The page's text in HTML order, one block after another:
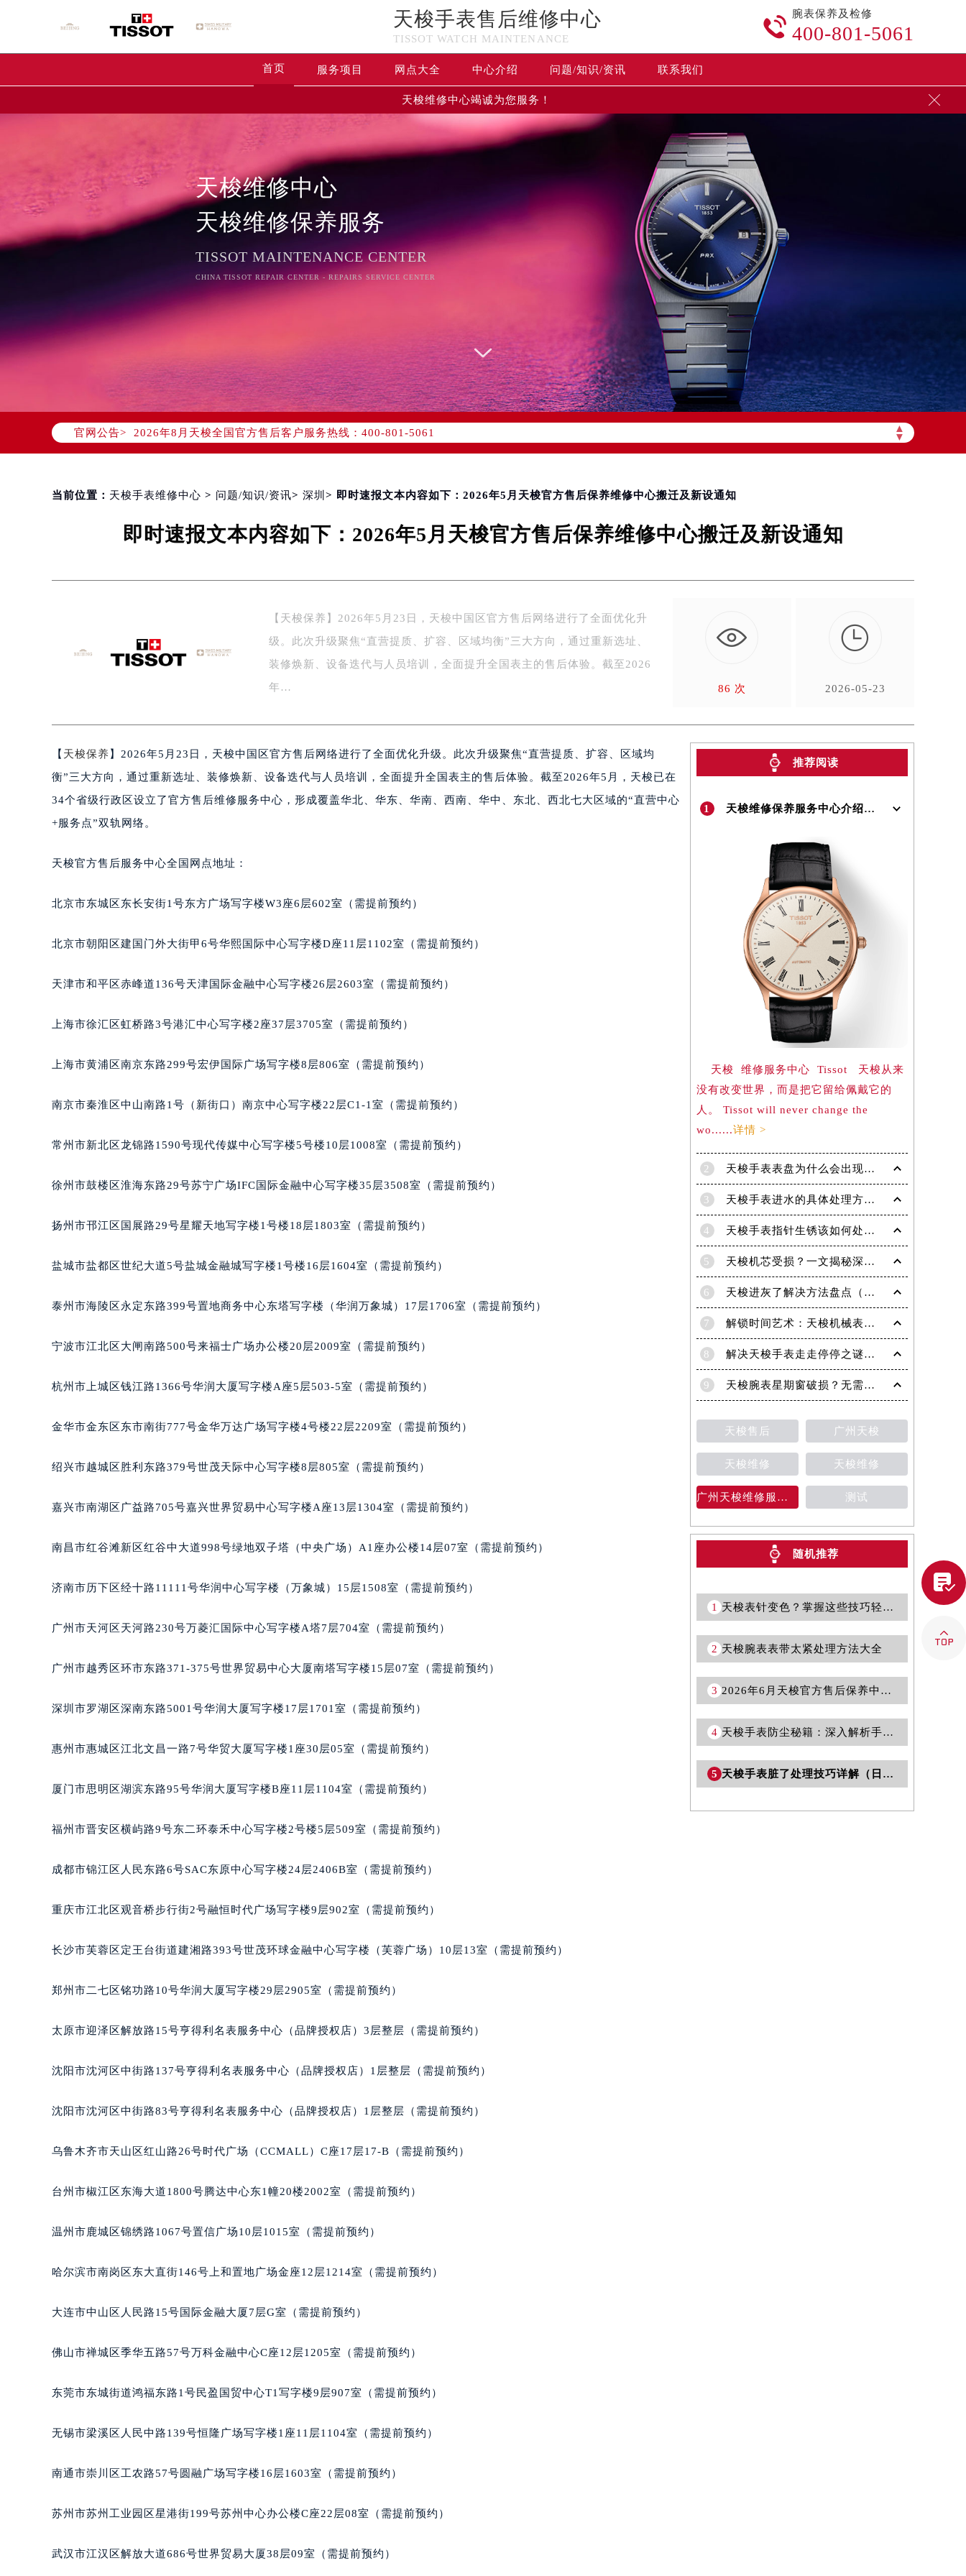
天梭手表售后维修中心
TISSOT WATCH MAINTENANCE

腕表保养及检修
400-801-5061
首页 服务项目 网点大全 中心介绍 问题/知识/资讯 联系我们
天梭维修中心竭诚为您服务！ 
天梭维修中心
天梭维修保养服务
TISSOT MAINTENANCE CENTER
CHINA TISSOT REPAIR CENTER - REPAIRS SERVICE CENTER
官网公告> ▲
▼
2026年8月天梭中国区售后服务网络优化升级公告
2026年8月天梭全国官方售后客户服务热线：400-801-5061
天梭官方全国统一服务热线400-801-5061，服务覆盖中国大陆、香港、澳门、台湾全部区域（非大陆需加拨“+86”）
2026年8月天梭售后服务中心最新网点地址：
北京市东城区东长安街1号东方广场写字楼W3座6层602室（需提前预约）
上海市徐汇区虹桥路3号港汇中心写字楼2座37层3705室（需提前预约）
徐州市鼓楼区淮海东路29号苏宁广场IFC国际金融中心写字楼35层3508室（需提前预约）
扬州市邗江区国展路29号星耀天地写字楼1号楼18层1803室（需提前预约）
盐城市盐都区世纪大道5号盐城金融城写字楼1号楼16层1604室（需提前预约）
宁波市江北区大闸南路500号来福士广场办公楼20层2009室（需提前预约）
绍兴市越城区胜利东路379号世茂天际中心写字楼8层805室（需提前预约）
嘉兴市南湖区广益路705号嘉兴世界贸易中心写字楼A座13层1304室（需提前预约）
南昌市红谷滩新区红谷中大道998号绿地双子塔（中央广场）A1座办公楼14层07室（需提前预约）
广州市越秀区环市东路371-375号世界贸易中心大厦南塔写字楼15层07室（需提前预约）
惠州市惠城区江北文昌一路7号华贸大厦写字楼1座30层05室（需提前预约）
福州市鼓楼区五四路128-1号恒力城写字楼15层03室（需提前预约）
重庆市江北区观音桥步行街2号融恒时代广场写字楼9层902室（需提前预约）
郑州市二七区铭功路10号华润大厦写字楼29层2905室（需提前预约）
沈阳市沈河区中街路137号亨得利名表服务中心（品牌授权店）1层整层（需提前预约）
乌鲁木齐市天山区红山路26号时代广场（CCMALL）C座17层17-B（需提前预约）
哈尔滨市道里区友谊西路600号富力中心T2座写字楼29层03室（需提前预约）
佛山市禅城区季华五路57号万科金融中心C座12层1205室（需提前预约）
无锡市梁溪区人民中路139号恒隆广场写字楼1座11层1104室（需提前预约）
苏州市苏州工业园区星港街199号苏州中心办公楼C座22层08室（需提前预约）
南宁市青秀区金湖路59号地王大厦12楼1224室（需提前预约）
泉州市丰泽区宝洲路729号浦西万达中心写字楼A座7楼709室（需提前预约）
烟台市芝罘区胜利路139号万达金融中心A座907室（需提前预约）
贵阳市南明区都司高架桥路33号亨特国际金融中心14楼14D（需提前预约）
石家庄市长安区中山东路39号勒泰中心写字楼B座13层07室（需提前预约）
海口市龙华区金贸东路5号海口华润大厦B座17层1707室（需提前预约）
台州市椒江区东海大道1800号腾达中心东1幢20楼2002室（需提前预约）
甘肃省兰州市七里河区西津西路16号兰州中心写字楼21层2102室（需提前预约）
黑龙江省大庆市萨尔图区会战大街天梭售后服务中心（需提前预约）
黑龙江省黑河市爱辉区中央街天梭售后服务中心（需提前预约）
黑龙江省佳木斯市向阳区长安路天梭售后服务中心（需提前预约）
黑龙江省七台河市桃山区大同街天梭售后服务中心（需提前预约）
黑龙江省双鸭山市尖山区新兴大街天梭售后服务中心（需提前预约）
黑龙江省伊春市伊美区通河路天梭售后服务中心（需提前预约）
吉林省白山市浑江区浑江大街天梭售后服务中心（需提前预约）
吉林省辽源市龙山区人民大街天梭售后服务中心（需提前预约）
吉林省四平市铁东区紫气大路与南九经街交汇处天梭售后服务中心（需提前预约）
吉林省通化市东昌区环通乡江南大街天梭售后服务中心（需提前预约）
辽宁省鞍山市铁东区站前街天梭售后服务中心（需提前预约）
辽宁省朝阳市双塔区新华路天梭售后服务中心（需提前预约）
辽宁省抚顺市新抚区东一路天梭售后服务中心（需提前预约）
辽宁省葫芦岛市连山区中央路天梭售后服务中心（需提前预约）
辽宁省辽阳市白塔区新运大街天梭售后服务中心（需提前预约）
辽宁省铁岭市银州区南马路天梭售后服务中心（需提前预约）
辽宁省沈阳市沈河区中街路137号亨得利名表维修授权店1楼天梭售后服务中心（需提前预约）
北京市朝阳区建国门外大街甲6号华熙国际中心D座11层1102室天梭售后服务中心（北京总部）（需提前预约）
河北省保定市竞秀区朝阳北大街北国先天下天梭售后服务中心（需提前预约）
内蒙古自治区巴彦淖尔市临河区新华街天梭售后服务中心（需提前预约）
内蒙古自治区赤峰市红山区哈达街天梭售后服务中心（需提前预约）
内蒙古自治区呼伦贝尔市海拉尔区中央街天梭售后服务中心（需提前预约）
内蒙古自治区乌海市海勃湾区人民南路天梭售后服务中心（需提前预约）
内蒙古自治区锡林郭勒盟市锡林浩特市光明街与额尔敦路交叉口天梭售后服务中心（需提前预约）
当前位置： 天梭手表维修中心 > 问题/知识/资讯> 深圳 > 即时速报文本内容如下：2026年5月天梭官方售后保养维修中心搬迁及新设通知
即时速报文本内容如下：2026年5月天梭官方售后保养维修中心搬迁及新设通知
【天梭保养】2026年5月23日，天梭中国区官方售后网络进行了全面优化升
级。此次升级聚焦“直营提质、扩容、区域均衡”三大方向，通过重新选址、
装修焕新、设备迭代与人员培训，全面提升全国表主的售后体验。截至2026
年…
86 次

2026-05-23
【 天梭保养 】2026年5月23日，天梭中国区官方售后网络进行了全面优化升级。此次升级聚焦“直营提质、扩容、区域均
衡”三大方向，通过重新选址、装修焕新、设备迭代与人员培训，全面提升全国表主的售后体验。截至2026年5月，天梭已在
34个省级行政区设立了官方售后维修服务中心，形成覆盖华北、华东、华南、西南、华中、东北、西北七大区域的“直营中心
+服务点”双轨网络。
天梭官方售后服务中心全国网点地址：
北京市东城区东长安街1号东方广场写字楼W3座6层602室（需提前预约）
北京市朝阳区建国门外大街甲6号华熙国际中心写字楼D座11层1102室（需提前预约）
天津市和平区赤峰道136号天津国际金融中心写字楼26层2603室（需提前预约）
上海市徐汇区虹桥路3号港汇中心写字楼2座37层3705室（需提前预约）
上海市黄浦区南京东路299号宏伊国际广场写字楼8层806室（需提前预约）
南京市秦淮区中山南路1号（新街口）南京中心写字楼22层C1-1室（需提前预约）
常州市新北区龙锦路1590号现代传媒中心写字楼5号楼10层1008室（需提前预约）
徐州市鼓楼区淮海东路29号苏宁广场IFC国际金融中心写字楼35层3508室（需提前预约）
扬州市邗江区国展路29号星耀天地写字楼1号楼18层1803室（需提前预约）
盐城市盐都区世纪大道5号盐城金融城写字楼1号楼16层1604室（需提前预约）
泰州市海陵区永定东路399号置地商务中心东塔写字楼（华润万象城）17层1706室（需提前预约）
宁波市江北区大闸南路500号来福士广场办公楼20层2009室（需提前预约）
杭州市上城区钱江路1366号华润大厦写字楼A座5层503-5室（需提前预约）
金华市金东区东市南街777号金华万达广场写字楼4号楼22层2209室（需提前预约）
绍兴市越城区胜利东路379号世茂天际中心写字楼8层805室（需提前预约）
嘉兴市南湖区广益路705号嘉兴世界贸易中心写字楼A座13层1304室（需提前预约）
南昌市红谷滩新区红谷中大道998号绿地双子塔（中央广场）A1座办公楼14层07室（需提前预约）
济南市历下区经十路11111号华润中心写字楼（万象城）15层1508室（需提前预约）
广州市天河区天河路230号万菱汇国际中心写字楼A塔7层704室（需提前预约）
广州市越秀区环市东路371-375号世界贸易中心大厦南塔写字楼15层07室（需提前预约）
深圳市罗湖区深南东路5001号华润大厦写字楼17层1701室（需提前预约）
惠州市惠城区江北文昌一路7号华贸大厦写字楼1座30层05室（需提前预约）
厦门市思明区湖滨东路95号华润大厦写字楼B座11层1104室（需提前预约）
福州市晋安区横屿路9号东二环泰禾中心写字楼2号楼5层509室（需提前预约）
成都市锦江区人民东路6号SAC东原中心写字楼24层2406B室（需提前预约）
重庆市江北区观音桥步行街2号融恒时代广场写字楼9层902室（需提前预约）
长沙市芙蓉区定王台街道建湘路393号世茂环球金融中心写字楼（芙蓉广场）10层13室（需提前预约）
郑州市二七区铭功路10号华润大厦写字楼29层2905室（需提前预约）
太原市迎泽区解放路15号亨得利名表服务中心（品牌授权店）3层整层（需提前预约）
沈阳市沈河区中街路137号亨得利名表服务中心（品牌授权店）1层整层（需提前预约）
沈阳市沈河区中街路83号亨得利名表服务中心（品牌授权店）1层整层（需提前预约）
乌鲁木齐市天山区红山路26号时代广场（CCMALL）C座17层17-B（需提前预约）
台州市椒江区东海大道1800号腾达中心东1幢20楼2002室（需提前预约）
温州市鹿城区锦绣路1067号置信广场10层1015室（需提前预约）
哈尔滨市南岗区东大直街146号上和置地广场金座12层1214室（需提前预约）
大连市中山区人民路15号国际金融大厦7层G室（需提前预约）
佛山市禅城区季华五路57号万科金融中心C座12层1205室（需提前预约）
东莞市东城街道鸿福东路1号民盈国贸中心T1写字楼9层907室（需提前预约）
无锡市梁溪区人民中路139号恒隆广场写字楼1座11层1104室（需提前预约）
南通市崇川区工农路57号圆融广场写字楼16层1603室（需提前预约）
苏州市苏州工业园区星港街199号苏州中心办公楼C座22层08室（需提前预约）
武汉市江汉区解放大道686号世界贸易大厦38层09室（需提前预约）
推荐阅读
1 天梭维修保养服务中心介绍 | Tissot
天梭 维修服务中心 Tissot 天梭从来
没有改变世界，而是把它留给佩戴它的
人。 Tissot will never change the
wo......详情 >
2 天梭手表表盘为什么会出现生锈现象呢？
3 天梭手表进水的具体处理方法有哪些！
4 天梭手表指针生锈该如何处理？
5 天梭机芯受损？一文揭秘深度处理技巧！
6 天梭进灰了解决方法盘点（日常保养与清洁技巧）
7 解锁时间艺术：天梭机械表机芯生锈修复秘籍
8 解决天梭手表走走停停之谜：专业处理方法全面解析
9 天梭腕表星期窗破损？无需担心，这里有解决方案
天梭售后 广州天梭
天梭维修 天梭维修
广州天梭维修服务中心 测试
随机推荐
1 天梭表针变色？掌握这些技巧轻松焕新！
2 天梭腕表表带太紧处理方法大全
3 2026年6月天梭官方售后保养中心最新调整（含网点搬迁及新开）
4 天梭手表防尘秘籍：深入解析手表进灰问题及应对策略
5 天梭手表脏了处理技巧详解（日常保养与清洁方法）

